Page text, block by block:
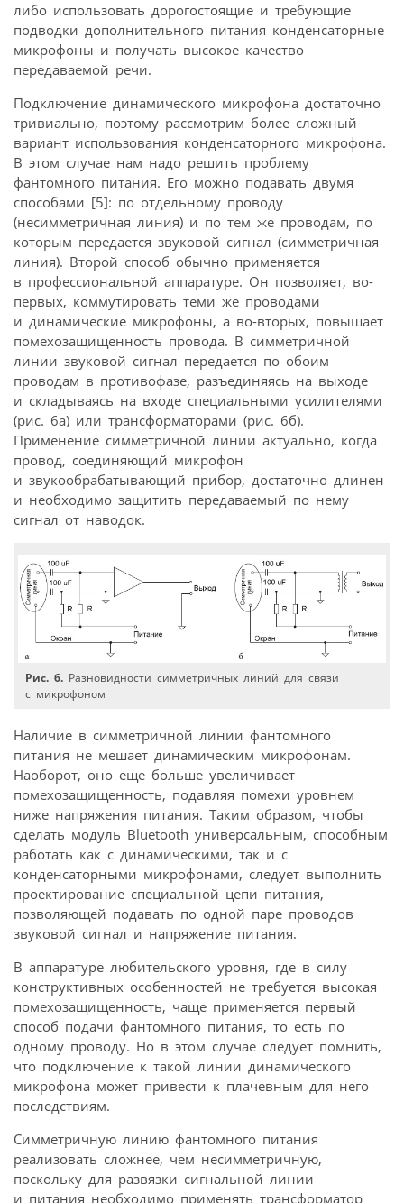
либо использовать дорогостоящие и требующие
подводки дополнительного питания конденсаторные
микрофоны и получать высокое качество
передаваемой речи.
Подключение динамического микрофона достаточно
тривиально, поэтому рассмотрим более сложный
вариант использования конденсаторного микрофона.
В этом случае нам надо решить проблему
фантомного питания. Его можно подавать двумя
способами [5]: по отдельному проводу
(несимметричная линия) и по тем же проводам, по
которым передается звуковой сигнал (симметричная
линия). Второй способ обычно применяется
в профессиональной аппаратуре. Он позволяет, во-
первых, коммутировать теми же проводами
и динамические микрофоны, а во-вторых, повышает
помехозащищенность провода. В симметричной
линии звуковой сигнал передается по обоим
проводам в противофазе, разъединяясь на выходе
и складываясь на входе специальными усилителями
(рис. 6а) или трансформаторами (рис. 6б).
Применение симметричной линии актуально, когда
провод, соединяющий микрофон
и звукообрабатывающий прибор, достаточно длинен
и необходимо защитить передаваемый по нему
сигнал от наводок.
Рис. 6. Разновидности симметричных линий для связи
с микрофоном
Наличие в симметричной линии фантомного
питания не мешает динамическим микрофонам.
Наоборот, оно еще больше увеличивает
помехозащищенность, подавляя помехи уровнем
ниже напряжения питания. Таким образом, чтобы
сделать модуль Bluetooth универсальным, способным
работать как с динамическими, так и с
конденсаторными микрофонами, следует выполнить
проектирование специальной цепи питания,
позволяющей подавать по одной паре проводов
звуковой сигнал и напряжение питания.
В аппаратуре любительского уровня, где в силу
конструктивных особенностей не требуется высокая
помехозащищенность, чаще применяется первый
способ подачи фантомного питания, то есть по
одному проводу. Но в этом случае следует помнить,
что подключение к такой линии динамического
микрофона может привести к плачевным для него
последствиям.
Симметричную линию фантомного питания
реализовать сложнее, чем несимметричную,
поскольку для развязки сигнальной линии
и питания необходимо применять трансформатор